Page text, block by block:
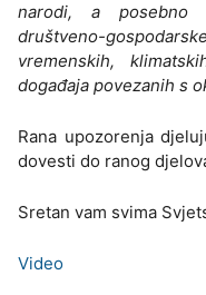
narodi, a posebno
društveno-
vremenskih,
događaja povezanih s
Rana upozorenja
dovesti do ranog
Sretan vam svima
Video